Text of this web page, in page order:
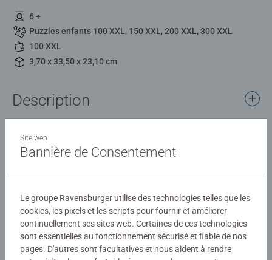
6 +
Puzzles enfants 100 XXL, 150 XXL, 200 XXL, 300 XXL
100 XXL
3,70 x 33,50 x 23,10 cm
Description
la taille des pièces sont conçus pour permettre aux
enfants dès 6 ans d'assembler leurs puzzles, dans
l'univers de leurs héros préférés !
Les puzzles Ravensburger sont conçus pour être adaptés
à chaque âge, avec des pièces solides et des illustrations
colorées. Ils offrent un excellent moyen de stimuler la
confiance en soi des enfants. Depuis plus de 100 ans,
Numéro d'article:
12001053
EAN:
4005555010531
Site web
Bannière de Consentement
Le groupe Ravensburger utilise des technologies telles que les
cookies, les pixels et les scripts pour fournir et améliorer
continuellement ses sites web. Certaines de ces technologies
sont essentielles au fonctionnement sécurisé et fiable de nos
pages. D'autres sont facultatives et nous aident à rendre